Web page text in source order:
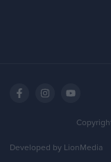
Developed by LionMedia